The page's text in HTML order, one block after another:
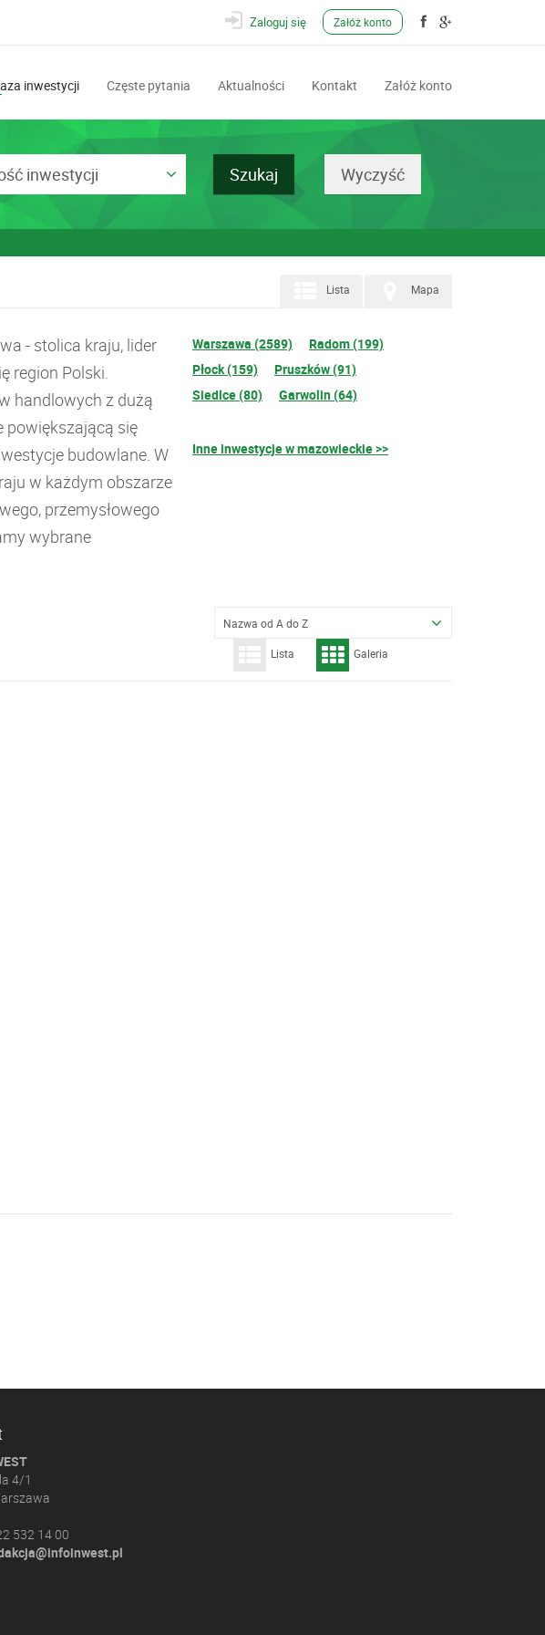
Zaloguj się Załóż konto
inwestycji Częste pytania Aktualności Kontakt Załóż konto
inwestycji
Mapa
Lista
- stolica kraju, lider
region Polski.
handlowych z dużą
powiększającą się
budowlane. W
w każdym obszarze
przemysłowego
wybrane
Warszawa (2589)
Radom (199)
Płock (159)
Pruszków (91)
Siedlce (80)
Garwolin (64)
Inne inwestycje w mazowieckie >>
Nazwa od A do Z
Lista Galeria
4/1
532 14 00